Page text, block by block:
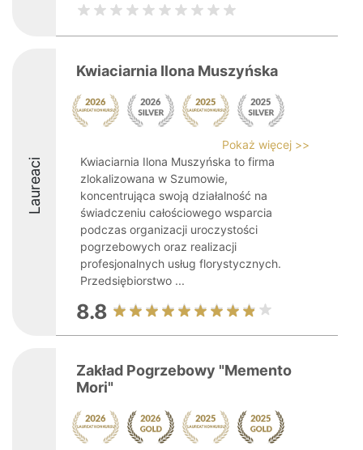
Laureaci
Kwiaciarnia Ilona Muszyńska
Pokaż więcej >>
Kwiaciarnia Ilona Muszyńska to firma
zlokalizowana w Szumowie,
koncentrująca swoją działalność na
świadczeniu całościowego wsparcia
podczas organizacji uroczystości
pogrzebowych oraz realizacji
profesjonalnych usług florystycznych.
Przedsiębiorstwo ...
8.8
Zakład Pogrzebowy "Memento
Mori"